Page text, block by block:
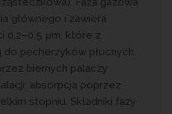
głównego i zawiera
0,2–0,5 μm, które z
do pęcherzyków płucnych.
biernych palaczy
absorpcja poprzez
stopniu. Składniki fazy